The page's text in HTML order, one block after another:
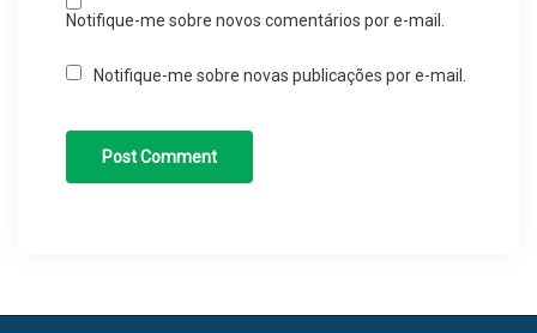
Notifique-me sobre novos comentários por e-mail.
Notifique-me sobre novas publicações por e-mail.